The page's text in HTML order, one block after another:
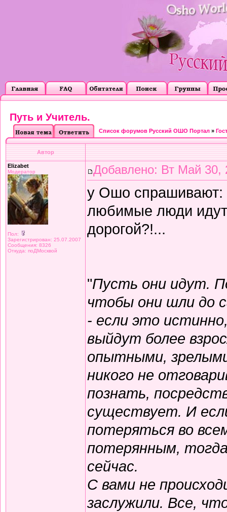
Путь и Учитель.
Список форумов Русский ОШО Портал »
Автор
Elizabet
Модератор
Пол:
Зарегистрирован: 25.07.2007
Сообщения: 8326
Откуда: поДМосквой
Добавлено: Вт Май 30,
у Ошо спрашивают:
любимые люди
дорогой?!...
"Пусть они идут.
чтобы они шли до
- если это
выйдут более
опытными,
никого не
познать,
существует. И
потеряться во
потерянным,
сейчас.
С вами не
заслужили. Все,